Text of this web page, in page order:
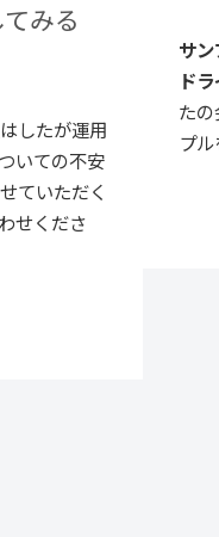
みる
したが運用
いての不安
ていただく
せくださ
サン
ド
た
プル